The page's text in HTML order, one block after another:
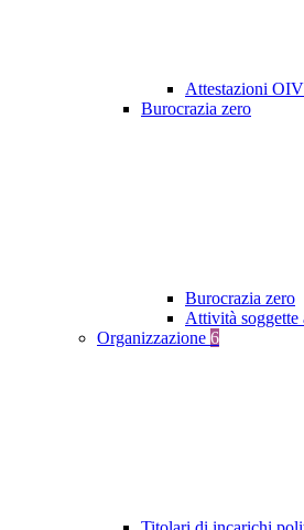
Attestazioni
Burocrazia zero
Burocrazia zero
Attività soggette
Organizzazione 6